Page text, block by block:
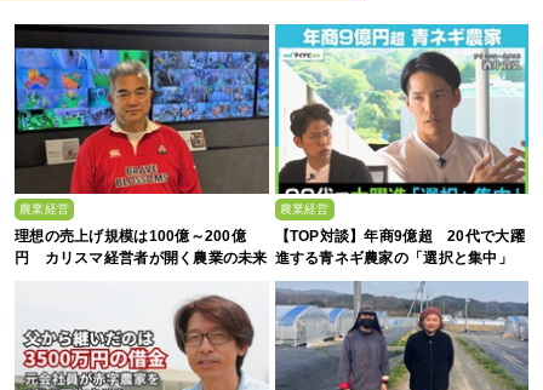
農業経営
理想の売上げ規模は100億～200億
円 カリスマ経営者が開く農業の未来
農業経営
【TOP対談】年商9億超 20代で大躍
進する青ネギ農家の「選択と集中」